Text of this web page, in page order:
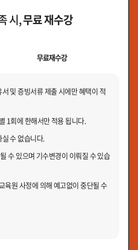
시,무료 재수강
무료재수강
및 증빙서류 제출 시에만 혜택이 적
1회에 한해서만 적용 됩니다.
수 없습니다.
수 있으며 기수변경이 이뤄질 수 있습
육원 사정에 의해 예고없이 중단될 수